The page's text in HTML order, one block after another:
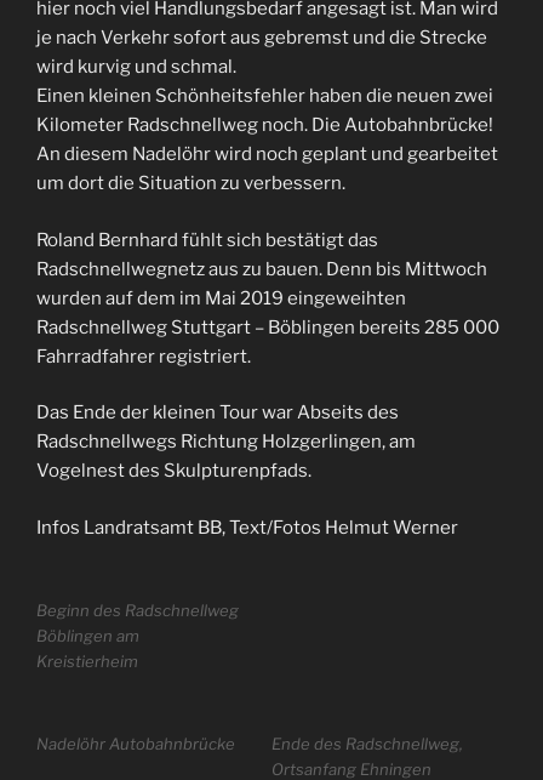
hier noch viel Handlungsbedarf angesagt ist. Man wird
je nach Verkehr sofort aus gebremst und die Strecke
wird kurvig und schmal.
Einen kleinen Schönheitsfehler haben die neuen zwei
Kilometer Radschnellweg noch. Die Autobahnbrücke!
An diesem Nadelöhr wird noch geplant und gearbeitet
um dort die Situation zu verbessern.
Roland Bernhard fühlt sich bestätigt das
Radschnellwegnetz aus zu bauen. Denn bis Mittwoch
wurden auf dem im Mai 2019 eingeweihten
Radschnellweg Stuttgart – Böblingen bereits 285 000
Fahrradfahrer registriert.
Das Ende der kleinen Tour war Abseits des
Radschnellwegs Richtung Holzgerlingen, am
Vogelnest des Skulpturenpfads.
Infos Landratsamt BB, Text/Fotos Helmut Werner
Beginn des Radschnellweg
Böblingen am
Kreistierheim
Nadelöhr Autobahnbrücke
Ende des Radschnellweg,
Ortsanfang Ehningen